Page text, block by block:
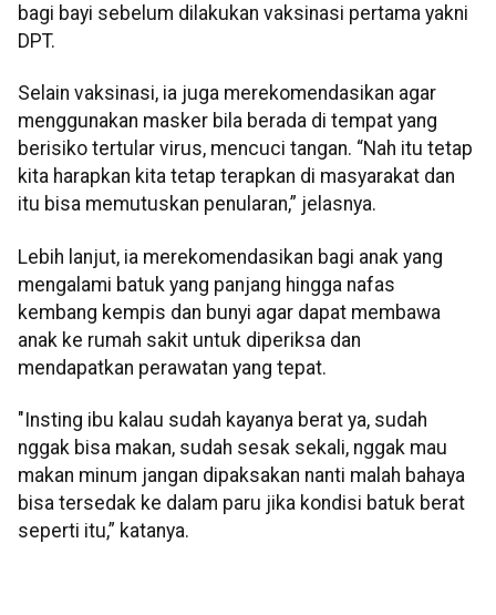
bagi bayi sebelum dilakukan vaksinasi pertama yakni
DPT.
Selain vaksinasi, ia juga merekomendasikan agar
menggunakan masker bila berada di tempat yang
berisiko tertular virus, mencuci tangan. “Nah itu tetap
kita harapkan kita tetap terapkan di masyarakat dan
itu bisa memutuskan penularan,” jelasnya.
Lebih lanjut, ia merekomendasikan bagi anak yang
mengalami batuk yang panjang hingga nafas
kembang kempis dan bunyi agar dapat membawa
anak ke rumah sakit untuk diperiksa dan
mendapatkan perawatan yang tepat.
"Insting ibu kalau sudah kayanya berat ya, sudah
nggak bisa makan, sudah sesak sekali, nggak mau
makan minum jangan dipaksakan nanti malah bahaya
bisa tersedak ke dalam paru jika kondisi batuk berat
seperti itu,” katanya.